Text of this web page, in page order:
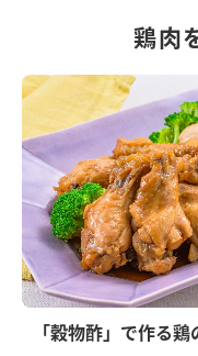
鶏肉
「穀物酢」で作る